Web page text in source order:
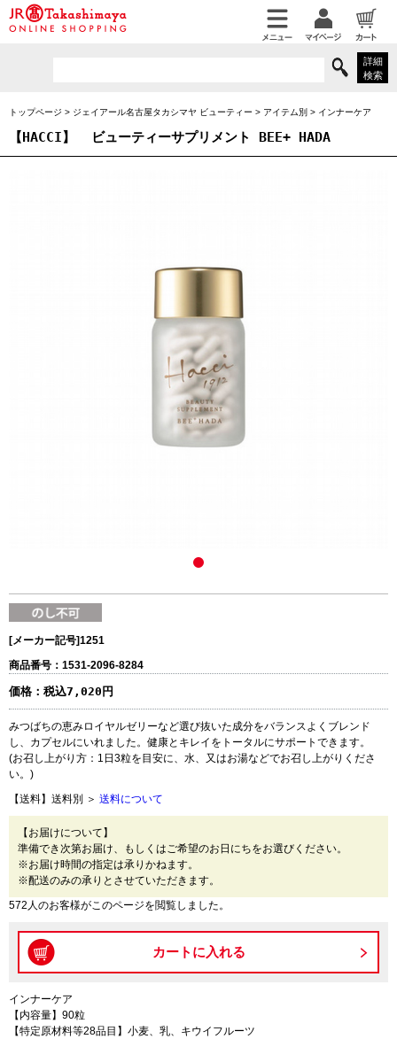
詳細
検索
トップページ > ジェイアール名古屋タカシマヤ ビューティー > アイテム別 > インナーケア
【HACCI】 ビューティーサプリメント BEE+ HADA
[メーカー記号]1251
商品番号：1531-2096-8284
価格： 税込7,020円
みつばちの恵みロイヤルゼリーなど選び抜いた成分をバランスよくブレンド
し、カプセルにいれました。健康とキレイをトータルにサポートできます。
(お召し上がり方：1日3粒を目安に、水、又はお湯などでお召し上がりくださ
い。)
【送料】送料別 ＞ 送料について
【お届けについて】
準備でき次第お届け、もしくはご希望のお日にちをお選びください。
※お届け時間の指定は承りかねます。
※配送のみの承りとさせていただきます。
572人のお客様がこのページを閲覧しました。
インナーケア
【内容量】90粒
【特定原材料等28品目】小麦、乳、キウイフルーツ